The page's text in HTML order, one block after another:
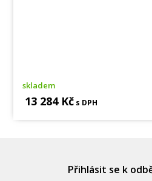
skladem
13 284 Kč s DPH
Přihlásit se k